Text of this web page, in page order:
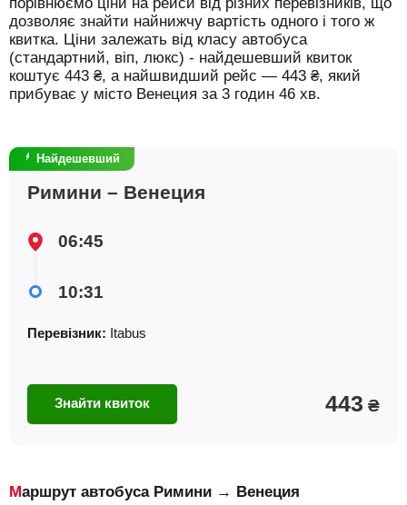
дозволяє знайти найнижчу вартість одного і того ж
квитка. Ціни залежать від класу автобуса
(стандартний, віп, люкс) - найдешевший квиток
коштує 443 ₴, а найшвидший рейс — 443 ₴, який
прибуває у місто Венеция за 3 годин 46 хв.
Найдешевший
Римини – Венеция
06:45
10:31
Перевізник: Itabus
Знайти квиток 443 ₴
Маршрут автобуса Римини → Венеция